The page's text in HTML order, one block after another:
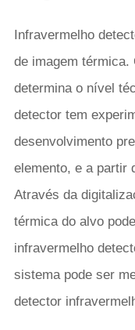
Infravermelho
de imagem
determina o nível
detector tem
desenvolvimento
elemento, e a partir
Através da
térmica do alvo
infravermelho
sistema pode ser
detector